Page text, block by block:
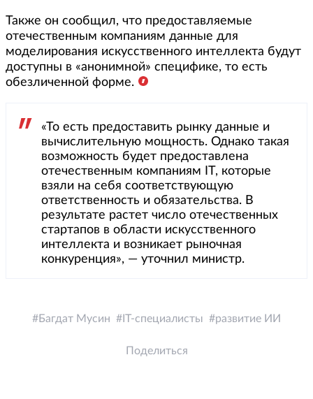
Также он сообщил, что предоставляемые
отечественным компаниям данные для
моделирования искусственного интеллекта будут
доступны в «анонимной» специфике, то есть
обезличенной форме.
«То есть предоставить рынку данные и
вычислительную мощность. Однако такая
возможность будет предоставлена
отечественным компаниям IT, которые
взяли на себя соответствующую
ответственность и обязательства. В
результате растет число отечественных
стартапов в области искусственного
интеллекта и возникает рыночная
конкуренция», — уточнил министр.
Багдат Мусин IT-специалисты развитие ИИ
Поделиться